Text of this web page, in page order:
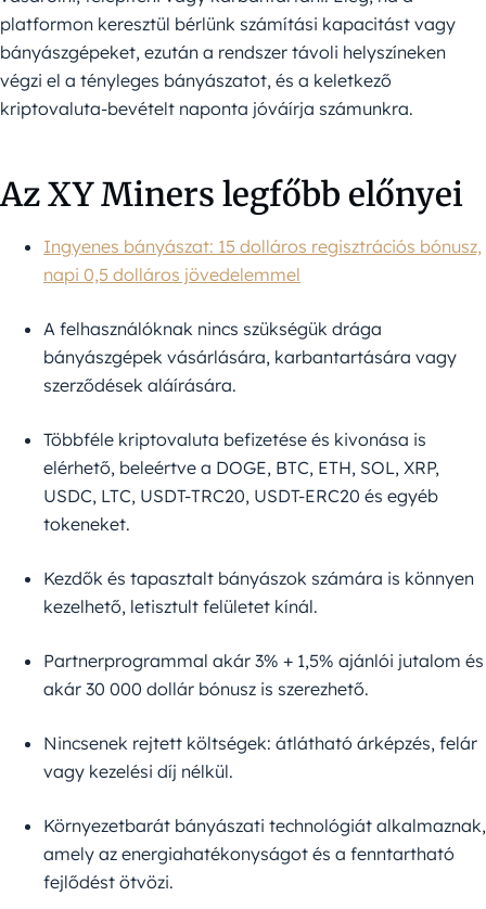
platformon keresztül bérlünk számítási kapacitást vagy
bányászgépeket, ezután a rendszer távoli helyszíneken
végzi el a tényleges bányászatot, és a keletkező
kriptovaluta-bevételt naponta jóváírja számunkra.
Az XY Miners legfőbb előnyei
Ingyenes bányászat: 15 dolláros regisztrációs bónusz,
napi 0,5 dolláros jövedelemmel
A felhasználóknak nincs szükségük drága
bányászgépek vásárlására, karbantartására vagy
szerződések aláírására.
Többféle kriptovaluta befizetése és kivonása is
elérhető, beleértve a DOGE, BTC, ETH, SOL, XRP,
USDC, LTC, USDT-TRC20, USDT-ERC20 és egyéb
tokeneket.
Kezdők és tapasztalt bányászok számára is könnyen
kezelhető, letisztult felületet kínál.
Partnerprogrammal akár 3% + 1,5% ajánlói jutalom és
akár 30 000 dollár bónusz is szerezhető.
Nincsenek rejtett költségek: átlátható árképzés, felár
vagy kezelési díj nélkül.
Környezetbarát bányászati technológiát alkalmaznak,
amely az energiahatékonyságot és a fenntartható
fejlődést ötvözi.